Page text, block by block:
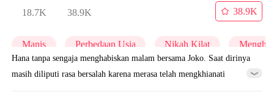
18.7K 38.9K
38.9K
Manis Perbedaan Usia Nikah Kilat
Hana tanpa sengaja menghabiskan malam bersama Joko. Saat dirinya
masih diliputi rasa bersalah karena merasa telah mengkhianati